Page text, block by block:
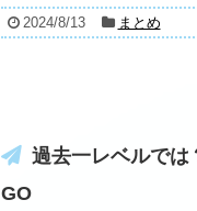
2024/8/13 まとめ
過去一レベルでは
GO